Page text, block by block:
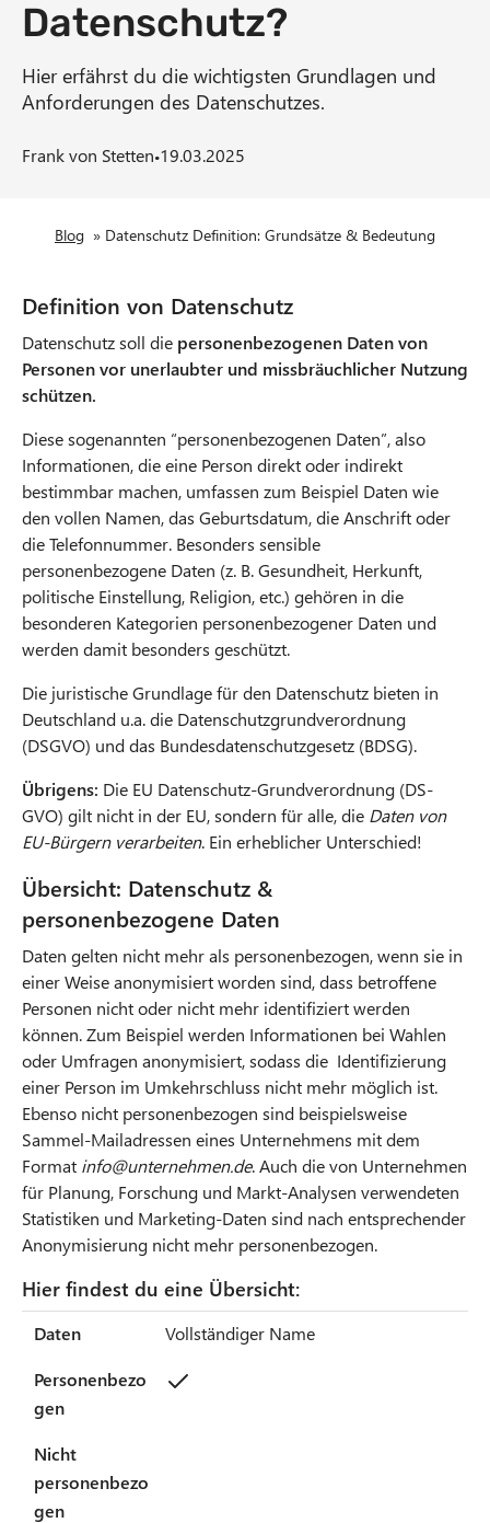
Datenschutz?
Hier erfährst du die wichtigsten Grundlagen und
Anforderungen des Datenschutzes.
Frank von Stetten·19.03.2025
r
e
a
d
c
r
u
m
b
Blog » Datenschutz Definition: Grundsätze & Bedeutung
Definition von Datenschutz
Datenschutz soll die personenbezogenen Daten von
Personen vor unerlaubter und missbräuchlicher Nutzung
schützen.
Diese sogenannten “personenbezogenen Daten”, also
Informationen, die eine Person direkt oder indirekt
bestimmbar machen, umfassen zum Beispiel Daten wie
den vollen Namen, das Geburtsdatum, die Anschrift oder
die Telefonnummer. Besonders sensible
personenbezogene Daten (z. B. Gesundheit, Herkunft,
politische Einstellung, Religion, etc.) gehören in die
besonderen Kategorien personenbezogener Daten und
werden damit besonders geschützt.
Die juristische Grundlage für den Datenschutz bieten in
Deutschland u.a. die Datenschutzgrundverordnung
(DSGVO) und das Bundesdatenschutzgesetz (BDSG).
Übrigens: Die EU Datenschutz-Grundverordnung (DS-
GVO) gilt nicht in der EU, sondern für alle, die Daten von
EU-Bürgern verarbeiten. Ein erheblicher Unterschied!
Übersicht: Datenschutz &
personenbezogene Daten
Daten gelten nicht mehr als personenbezogen, wenn sie in
einer Weise anonymisiert worden sind, dass betroffene
Personen nicht oder nicht mehr identifiziert werden
können. Zum Beispiel werden Informationen bei Wahlen
oder Umfragen anonymisiert, sodass die Identifizierung
einer Person im Umkehrschluss nicht mehr möglich ist.
Ebenso nicht personenbezogen sind beispielsweise
Sammel-Mailadressen eines Unternehmens mit dem
Format info@unternehmen.de. Auch die von Unternehmen
für Planung, Forschung und Markt-Analysen verwendeten
Statistiken und Marketing-Daten sind nach entsprechender
Anonymisierung nicht mehr personenbezogen.
Hier findest du eine Übersicht:
Daten
Personenbezogen
Nicht personenbezogen
Daten
Vollständiger Name
Personenbezo
gen
Nicht
personenbezo
gen